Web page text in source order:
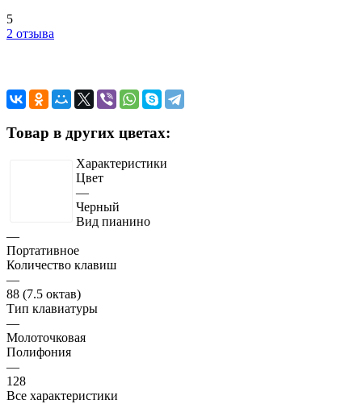
5
2 отзыва
Товар в других цветах:
Характеристики
Цвет
—
Черный
Вид пианино
—
Портативное
Количество клавиш
—
88 (7.5 октав)
Тип клавиатуры
—
Молоточковая
Полифония
—
128
Все характеристики